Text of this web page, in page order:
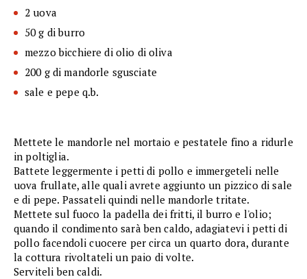
2 uova
50 g di burro
mezzo bicchiere di olio di oliva
200 g di mandorle sgusciate
sale e pepe q.b.
Mettete le mandorle nel mortaio e pestatele fino a ridurle
in poltiglia.
Battete leggermente i petti di pollo e immergeteli nelle
uova frullate, alle quali avrete aggiunto un pizzico di sale
e di pepe. Passateli quindi nelle mandorle tritate.
Mettete sul fuoco la padella dei fritti, il burro e l'olio;
quando il condimento sarà ben caldo, adagiatevi i petti di
pollo facendoli cuocere per circa un quarto dora, durante
la cottura rivoltateli un paio di volte.
Serviteli ben caldi.